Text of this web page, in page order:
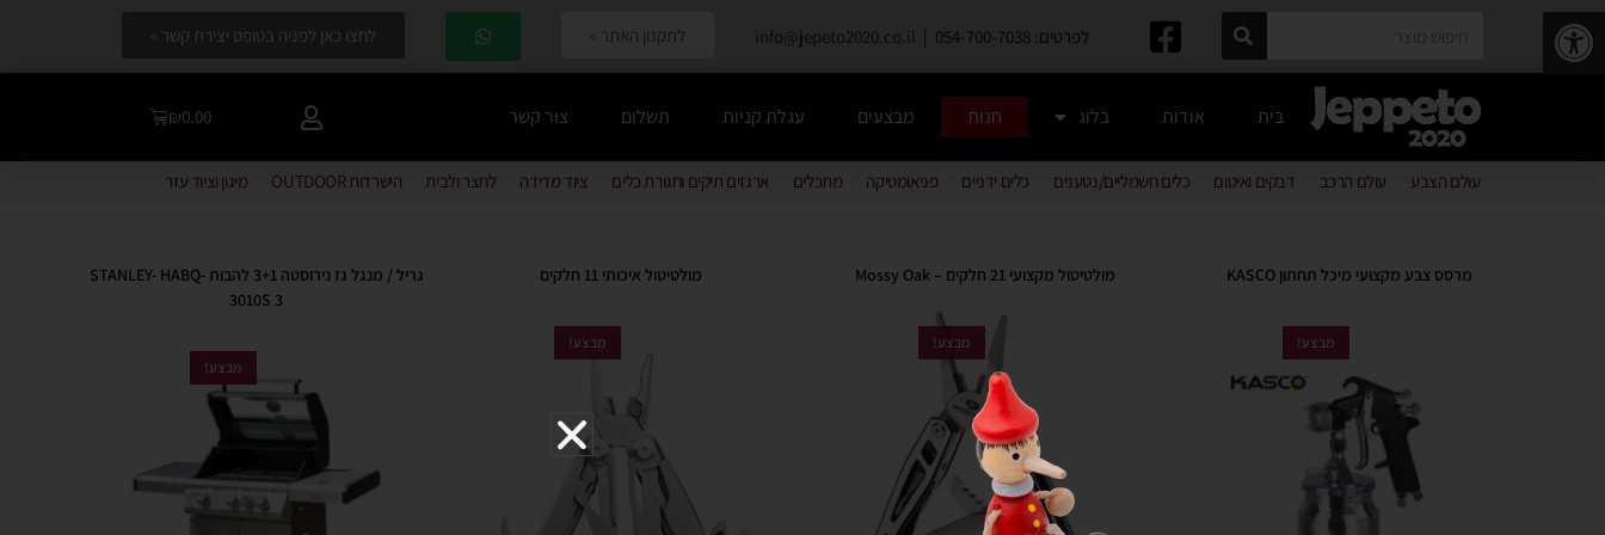
פתח סרגל נגישות לפרטים: 054-700-7038 | info@jepeto2020.co.il לתקנון האתר » לחצו כאן לפניה בטופס יצירת קשר »
בית אודות בלוג חנות מבצעים עגלת קניות תשלום צור קשר ₪0.00
עולם הצבע עולם הרכב דבקים ואיטום כלים חשמליים/נטענים כלים ידניים פניאומטיקה מתכלים ארגזים תיקים וחגורת כלים ציוד מדידה לחצר ולבית הישרדות OUTDOOR מיגון וציוד עזר
גריל / מנגל גז נירוסטה 3+1 להבות STANLEY- HABQ-
3010S 3
מבצע!
מולטיטול איכותי 11 חלקים
מבצע!
מולטיטול מקצועי 21 חלקים – Mossy Oak
מבצע!
מרסס צבע מקצועי מיכל תחתון KASCO
מבצע!